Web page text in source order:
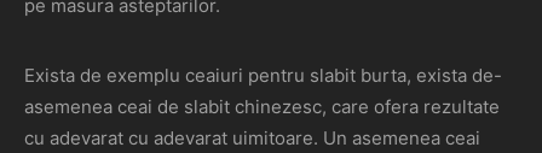
pe masura asteptarilor.
Exista de exemplu ceaiuri pentru slabit burta, exista de-
asemenea ceai de slabit chinezesc, care ofera rezultate
cu adevarat cu adevarat uimitoare. Un asemenea ceai